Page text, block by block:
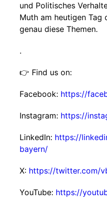
und Politisches
Muth am heutigen Tag
genau diese Themen.
.
👉 Find us on:
Facebook: https://
Instagram: https://
LinkedIn: https://
bayern/
X: https://twitter.com/
YouTube: https://